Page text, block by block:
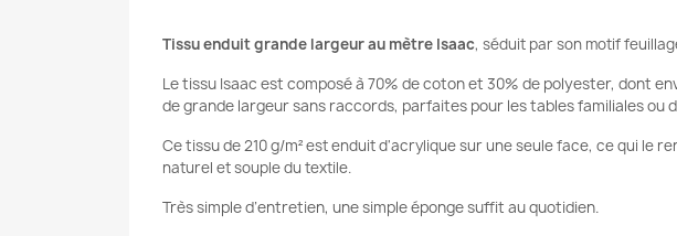
Tissu enduit grande largeur au mètre Isaac, séduit par son motif
Le tissu Isaac est composé à 70% de coton et 30% de polyester, dont
de grande largeur sans raccords, parfaites pour les tables familiales ou
Ce tissu de 210g/m²est enduit d'acrylique sur une seule face, ce qui le
naturel et souple du textile.
Très simple d’entretien, une simple éponge suffit au quotidien.